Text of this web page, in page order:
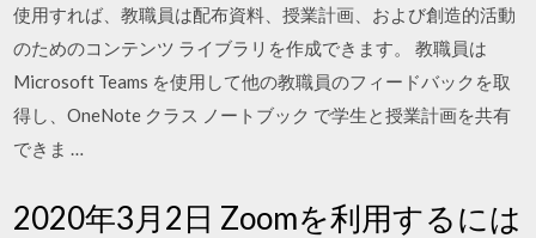
使用すれば、教職員は配布資料、授業計画、および創造的活動
のためのコンテンツ ライブラリを作成できます。 教職員は
Microsoft Teams を使用して他の教職員のフィードバックを取
得し、OneNote クラス ノートブック で学生と授業計画を共有
できま …
2020年3月2日 Zoomを利用するには